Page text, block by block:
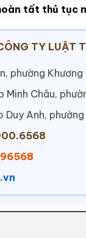
tất thủ tục
TY LUẬT
phường Khương
Minh Châu,
Duy Anh,